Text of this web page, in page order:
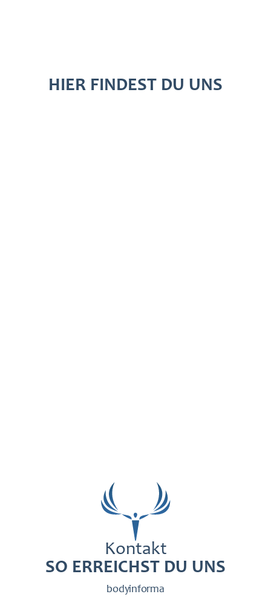
HIER FINDEST DU UNS
Kontakt
SO ERREICHST DU UNS
bodyinforma